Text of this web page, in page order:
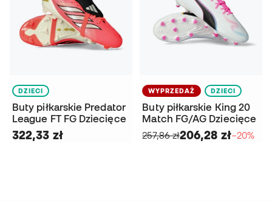
DZIECI
Buty piłkarskie Predator
League FT FG Dziecięce
322,33 zł
WYPRZEDAŻ DZIECI
Buty piłkarskie King 20
Match FG/AG Dziecięce
257,86 zł206,28 zł−20%